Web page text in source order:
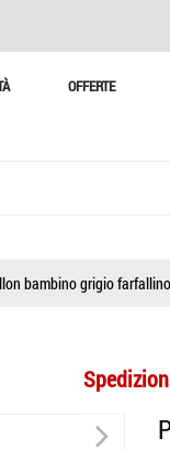
OFFERTE
bambino grigio
>